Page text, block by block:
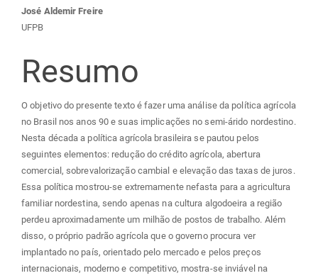
Conteúdo
do
artigo
principal
José Aldemir Freire
UFPB
Resumo
O objetivo do presente texto é fazer uma análise da política agrícola
no Brasil nos anos 90 e suas implicações no semi-árido nordestino.
Nesta década a política agrícola brasileira se pautou pelos
seguintes elementos: redução do crédito agrícola, abertura
comercial, sobrevalorização cambial e elevação das taxas de juros.
Essa política mostrou-se extremamente nefasta para a agricultura
familiar nordestina, sendo apenas na cultura algodoeira a região
perdeu aproximadamente um milhão de postos de trabalho. Além
disso, o próprio padrão agrícola que o governo procura ver
implantado no país, orientado pelo mercado e pelos preços
internacionais, moderno e competitivo, mostra-se inviável na